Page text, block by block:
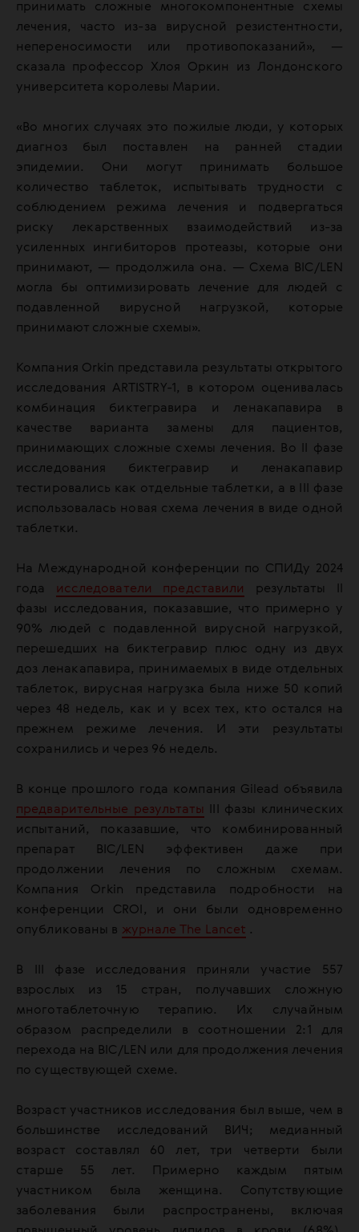
принимать сложные многокомпонентные схемы
лечения, часто из-за вирусной резистентности,
непереносимости или противопоказаний», —
сказала профессор Хлоя Оркин из Лондонского
университета королевы Марии.
«Во многих случаях это пожилые люди, у которых
диагноз был поставлен на ранней стадии
эпидемии. Они могут принимать большое
количество таблеток, испытывать трудности с
соблюдением режима лечения и подвергаться
риску лекарственных взаимодействий из-за
усиленных ингибиторов протеазы, которые они
принимают, — продолжила она. — Схема BIC/LEN
могла бы оптимизировать лечение для людей с
подавленной вирусной нагрузкой, которые
принимают сложные схемы».
Компания Orkin представила результаты открытого
исследования ARTISTRY-1, в котором оценивалась
комбинация биктегравира и ленакапавира в
качестве варианта замены для пациентов,
принимающих сложные схемы лечения. Во II фазе
исследования биктегравир и ленакапавир
тестировались как отдельные таблетки, а в III фазе
использовалась новая схема лечения в виде одной
таблетки.
На Международной конференции по СПИДу 2024
года исследователи представили
результаты II
фазы исследования, показавшие, что примерно у
90% людей с подавленной вирусной нагрузкой,
перешедших на биктегравир плюс одну из двух
доз ленакапавира, принимаемых в виде отдельных
таблеток, вирусная нагрузка была ниже 50 копий
через 48 недель, как и у всех тех, кто остался на
прежнем режиме лечения. И эти результаты
сохранились и через 96 недель.
В конце прошлого года компания Gilead объявила
предварительные результаты
III фазы клинических
испытаний, показавшие, что комбинированный
препарат BIC/LEN эффективен даже при
продолжении лечения по сложным схемам.
Компания Orkin представила подробности на
конференции CROI, и они были одновременно
опубликованы в журнале The Lancet .
В III фазе исследования приняли участие 557
взрослых из 15 стран, получавших сложную
многотаблеточную терапию. Их случайным
образом распределили в соотношении 2:1 для
перехода на BIC/LEN или для продолжения лечения
по существующей схеме.
Возраст участников исследования был выше, чем в
большинстве исследований ВИЧ; медианный
возраст составлял 60 лет, три четверти были
старше 55 лет. Примерно каждым пятым
участником была женщина. Сопутствующие
заболевания были распространены, включая